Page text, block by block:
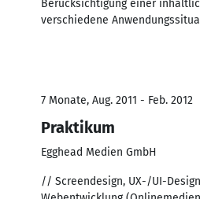
Berücksichtigung einer
verschiedene
7 Monate, Aug. 2011 - Feb. 2012
Praktikum
Egghead Medien GmbH
// Screendesign, UX-/UI-